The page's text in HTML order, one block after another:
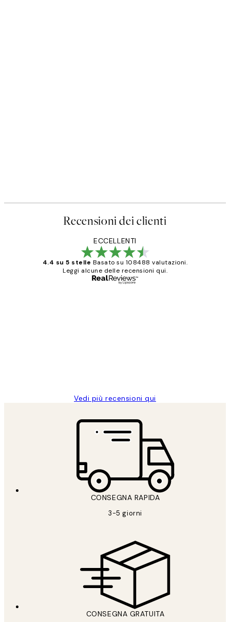
Recensioni dei clienti
ECCELLENTI
4.4 su 5 stelle Basato su 108488 valutazioni.
Leggi alcune delle recensioni qui.
Vedi più recensioni qui
CONSEGNA RAPIDA
3-5 giorni
CONSEGNA GRATUITA